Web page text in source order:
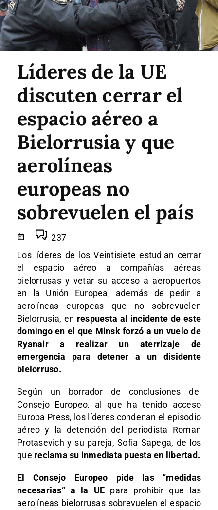
Líderes de la UE
discuten cerrar el
espacio aéreo a
Bielorrusia y que
aerolíneas
europeas no
sobrevuelen el país
237
Los líderes de los Veintisiete estudian cerrar
el espacio aéreo a compañías aéreas
bielorrusas y vetar su acceso a aeropuertos
en la Unión Europea, además de pedir a
aerolíneas europeas que no sobrevuelen
Bielorrusia, en respuesta al incidente de este
domingo en el que Minsk forzó a un vuelo de
Ryanair a realizar un aterrizaje de
emergencia para detener a un disidente
bielorruso.
Según un borrador de conclusiones del
Consejo Europeo, al que ha tenido acceso
Europa Press, los líderes condenan el episodio
aéreo y la detención del periodista Roman
Protasevich y su pareja, Sofia Sapega, de los
que reclama su inmediata puesta en libertad.
El Consejo Europeo pide las “medidas
necesarias” a la UE para prohibir que las
aerolíneas bielorrusas sobrevuelen el espacio